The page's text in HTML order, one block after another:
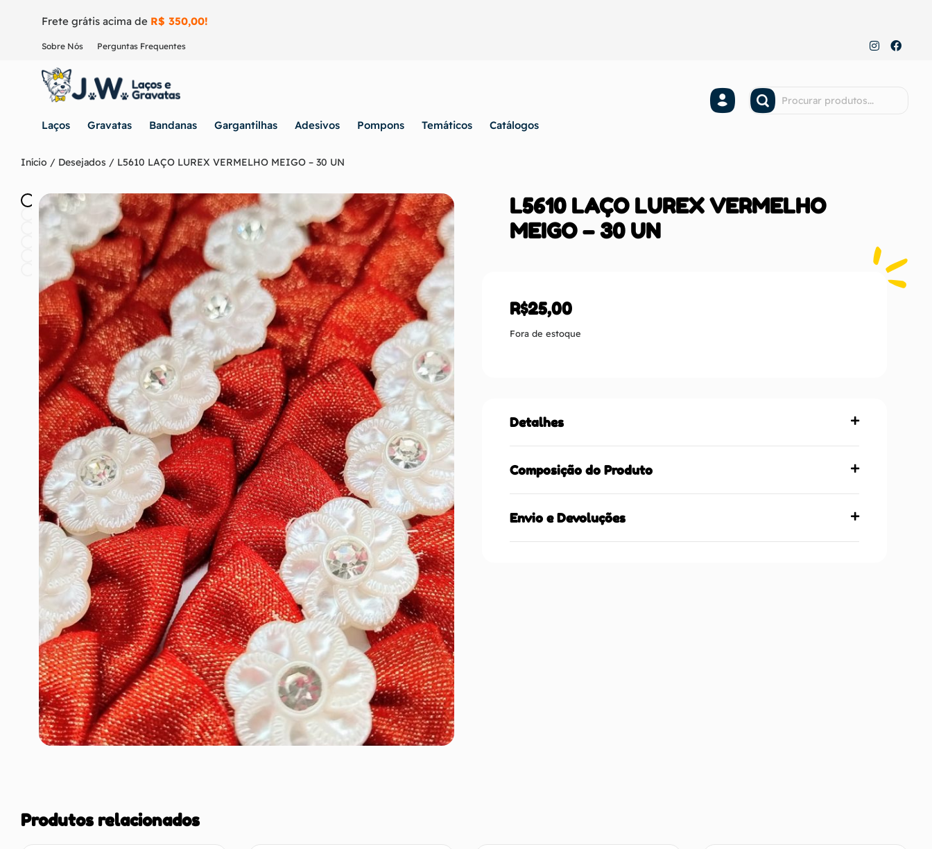
Frete grátis acima de R$ 350,00!
Sobre Nós Perguntas Frequentes
Laços Gravatas Bandanas Gargantilhas Adesivos Pompons Temáticos Catálogos
Início / Desejados / L5610 LAÇO LUREX VERMELHO MEIGO – 30 UN
L5610 LAÇO LUREX VERMELHO
MEIGO – 30 UN
R$25,00
Fora de estoque
Detalhes
Composição do Produto
Envio e Devoluções
Produtos relacionados